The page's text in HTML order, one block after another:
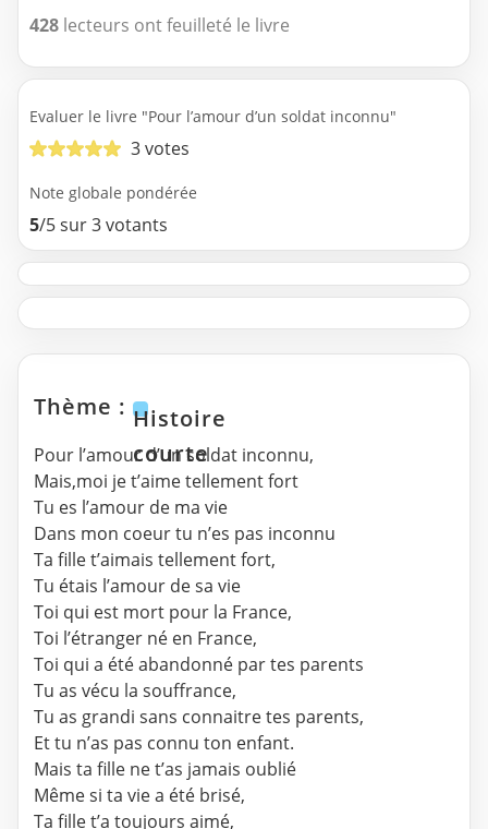
428 lecteurs ont feuilleté le livre
Evaluer le livre "Pour l’amour d’un soldat inconnu"
3 votes
Note globale pondérée
5/5 sur 3 votants
Thème : Histoire
courte
Pour l’amour d’un soldat inconnu,
Mais,moi je t’aime tellement fort
Tu es l’amour de ma vie
Dans mon coeur tu n’es pas inconnu
Ta fille t’aimais tellement fort,
Tu étais l’amour de sa vie
Toi qui est mort pour la France,
Toi l’étranger né en France,
Toi qui a été abandonné par tes parents
Tu as vécu la souffrance,
Tu as grandi sans connaitre tes parents,
Et tu n’as pas connu ton enfant.
Mais ta fille ne t’as jamais oublié
Même si ta vie a été brisé,
Ta fille t’a toujours aimé,